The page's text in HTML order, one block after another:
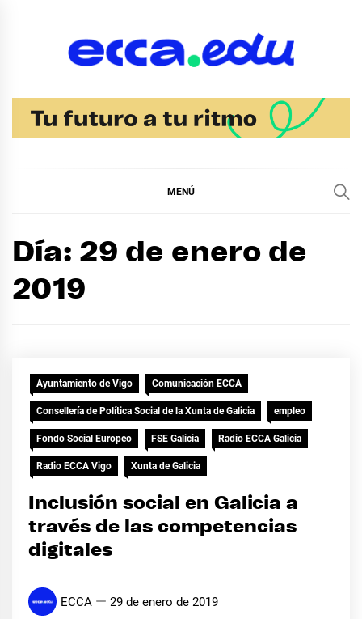
MENÚ
Día: 29 de enero de
2019
Ayuntamiento de Vigo Comunicación ECCA
Consellería de Política Social de la Xunta de Galicia empleo
Fondo Social Europeo FSE Galicia Radio ECCA Galicia
Radio ECCA Vigo Xunta de Galicia
Inclusión social en Galicia a
través de las competencias
digitales
ECCA 29 de enero de 2019